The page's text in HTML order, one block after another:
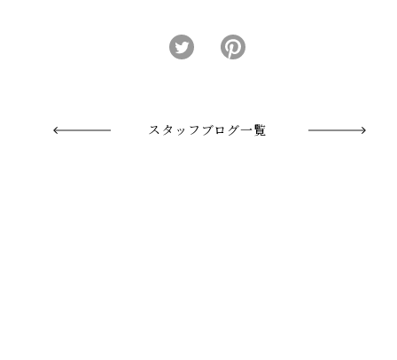
スタッフブログ一覧